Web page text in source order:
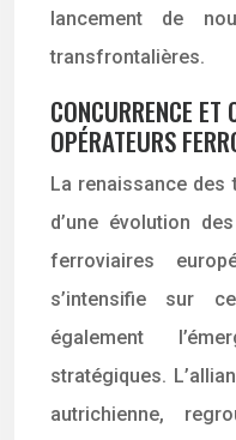
lancement de
transfrontalières.
CONCURRENCE ET
OPÉRATEURS
La renaissance des
d’une évolution
ferroviaires
s’intensifie sur
également
stratégiques.
autrichienne,